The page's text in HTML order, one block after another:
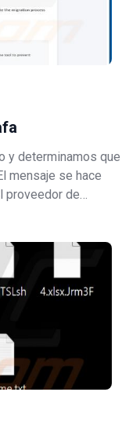
y determinamos que
mensaje se hace
proveedor de